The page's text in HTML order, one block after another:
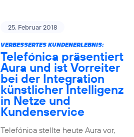
25. Februar 2018
VERBESSERTES KUNDENERLEBNIS:
Telefónica präsentiert
Aura und ist Vorreiter
bei der Integration
künstlicher Intelligenz
in Netze und
Kundenservice
Telefónica stellte heute Aura vor,